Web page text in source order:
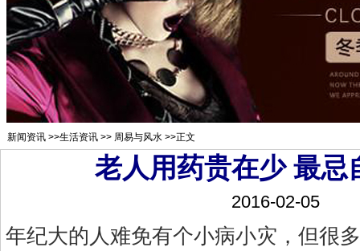
新闻资讯 >>生活资讯 >> 周易与风水 >>正文
老人用药贵在少 最忌
2016-02-05
年纪大的人难免有个小病小灾，但很